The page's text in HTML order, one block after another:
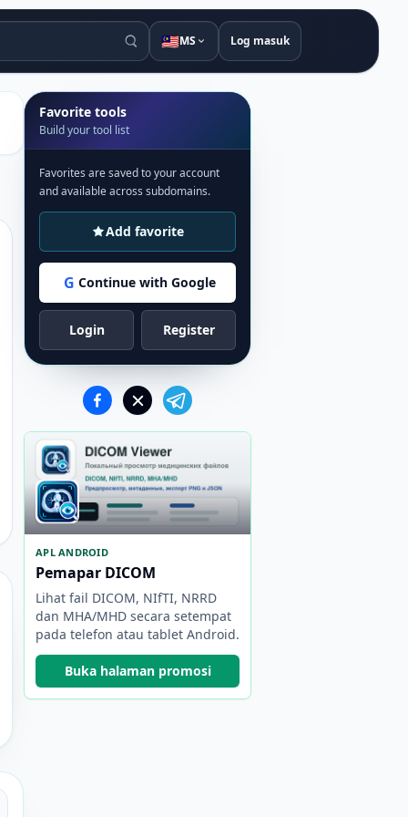
🇲🇾MS Log masuk
Favorite tools
Build your tool list
Favorites are saved to your account
and available across subdomains.
Add favorite
G Continue with Google
Login Register
APL ANDROID
Pemapar DICOM
Lihat fail DICOM, NIfTI, NRRD
dan MHA/MHD secara setempat
pada telefon atau tablet Android.
Buka halaman promosi